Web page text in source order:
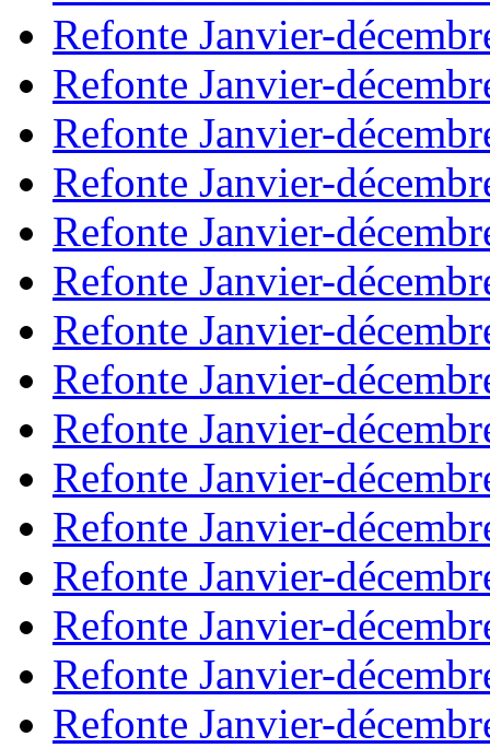
Refonte Janvier-
Refonte Janvier-
Refonte Janvier-
Refonte Janvier-
Refonte Janvier-
Refonte Janvier-
Refonte Janvier-
Refonte Janvier-
Refonte Janvier-
Refonte Janvier-
Refonte Janvier-
Refonte Janvier-
Refonte Janvier-
Refonte Janvier-
Refonte Janvier-